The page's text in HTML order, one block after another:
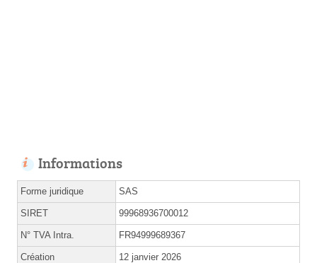
Informations
Forme juridique SAS
SIRET 99968936700012
N° TVA Intra. FR94999689367
Création 12 janvier 2026